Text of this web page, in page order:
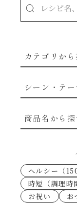
カテゴリから
穀物類
シーン・テ
なんでも南蛮
考えるな、
商品名から探
あえるハコネ
あえるハコ
ヘルシー（
時短（調理時
お祝い
お